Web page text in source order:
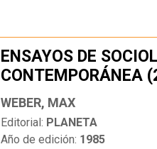
ENSAYOS DE
CONTEMPORÁNEA
WEBER, MAX
Editorial: PLANETA
Año de edición: 1985